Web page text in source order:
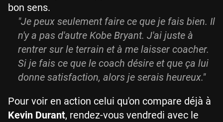
bon sens.
"Je peux seulement faire ce que je fais bien. Il
n'y a pas d'autre Kobe Bryant. J'ai juste à
rentrer sur le terrain et à me laisser coacher.
Si je fais ce que le coach désire et que ça lui
donne satisfaction, alors je serais heureux."
Pour voir en action celui qu'on compare déjà à
Kevin Durant, rendez-vous vendredi avec le